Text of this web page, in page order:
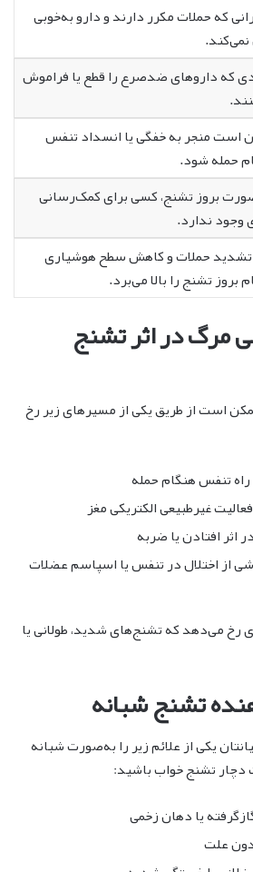
که حملات مکرر دارند و دارو به‌خوبی
که داروهای ضدصرع را قطع یا فراموش
است منجر به خفگی یا انسداد تنفس
حمله شود.
بروز تشنج، کسی برای کمک‌رسانی
وجود ندارد.
حملات و کاهش سطح هوشیاری
بروز تشنج را بالا می‌برد.
مرگ در اثر تشنج
است از طریق یکی از مسیرهای زیر رخ
راه تنفس هنگام حمله
غیرطبیعی الکتریکی مغز
در اثر افتادن یا ضربه
از اختلال در تنفس یا اسپاسم عضلات
رخ می‌دهد که تشنج‌های شدید، طولانی یا
تشنج شبانه
یکی از علائم زیر را به‌صورت شبانه
تشنج خواب باشید:
یا دهان زخمی
علت